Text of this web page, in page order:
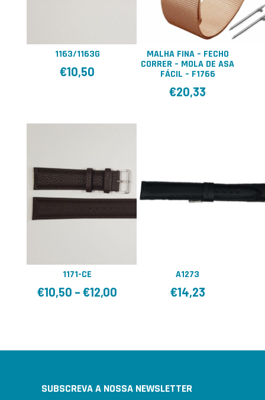
1163/1163G
€10,50
MALHA FINA – FECHO
CORRER – MOLA DE ASA
FÁCIL – F1766
€20,33
1171-CE
€10,50 –€12,00
A1273
€14,23
SUBSCREVA A NOSSA NEWSLETTER